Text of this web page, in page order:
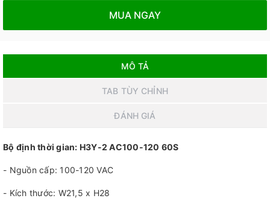
MUA NGAY
MÔ TẢ
TAB TÙY CHỈNH
ĐÁNH GIÁ
Bộ định thời gian: H3Y-2 AC100-120 60S
- Nguồn cấp: 100-120 VAC
- Kích thước: W21,5 x H28